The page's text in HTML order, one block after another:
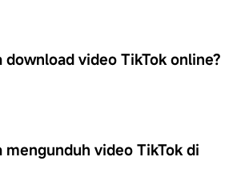
download video TikTok online?
mengunduh video TikTok di